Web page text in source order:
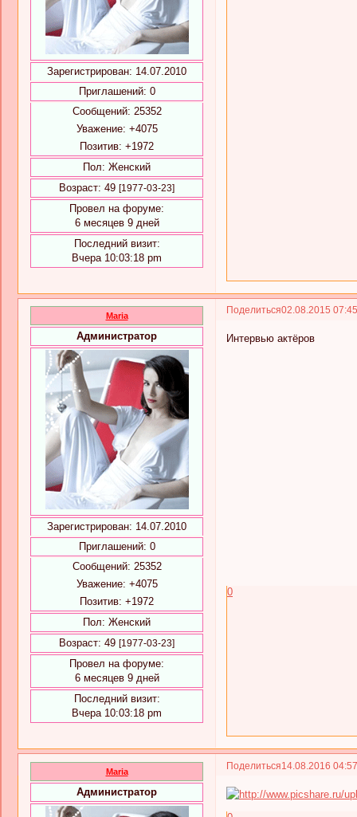
Зарегистрирован: 14.07.2010
Приглашений: 0
Сообщений: 25352
Уважение: +4075
Позитив: +1972
Пол: Женский
Возраст: 49 [1977-03-23]
Провел на форуме:
6 месяцев 9 дней
Последний визит:
Вчера 10:03:18 pm
Поделиться02.08.2015
Maria
Администратор
Зарегистрирован: 14.07.2010
Приглашений: 0
Сообщений: 25352
Уважение: +4075
Позитив: +1972
Пол: Женский
Возраст: 49 [1977-03-23]
Провел на форуме:
6 месяцев 9 дней
Последний визит:
Вчера 10:03:18 pm
Интервью актёров
0
Поделиться14.08.2016
Maria
Администратор